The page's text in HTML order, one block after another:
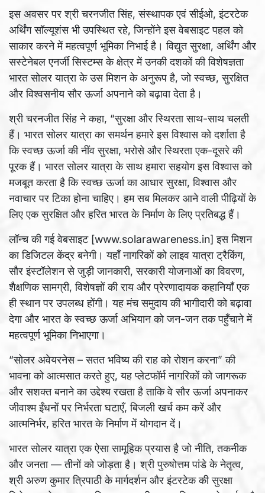
इस अवसर पर श्री चरनजीत सिंह, संस्थापक एवं सीईओ, इंटरटेक
अर्थिंग सॉल्यूशंस भी उपस्थित रहे, जिन्होंने इस वेबसाइट पहल को
साकार करने में महत्वपूर्ण भूमिका निभाई है। विद्युत सुरक्षा, अर्थिंग और
सस्टेनेबल एनर्जी सिस्टम्स के क्षेत्र में उनकी दशकों की विशेषज्ञता
भारत सोलर यात्रा के उस मिशन के अनुरूप है, जो स्वच्छ, सुरक्षित
और विश्वसनीय सौर ऊर्जा अपनाने को बढ़ावा देता है।
श्री चरनजीत सिंह ने कहा, “सुरक्षा और स्थिरता साथ-साथ चलती
हैं। भारत सोलर यात्रा का समर्थन हमारे इस विश्वास को दर्शाता है
कि स्वच्छ ऊर्जा की नींव सुरक्षा, भरोसे और स्थिरता एक-दूसरे की
पूरक हैं। भारत सोलर यात्रा के साथ हमारा सहयोग इस विश्वास को
मजबूत करता है कि स्वच्छ ऊर्जा का आधार सुरक्षा, विश्वास और
नवाचार पर टिका होना चाहिए। हम सब मिलकर आने वाली पीढ़ियों के
लिए एक सुरक्षित और हरित भारत के निर्माण के लिए प्रतिबद्ध हैं।
लॉन्च की गई वेबसाइट [www.solarawareness.in] इस मिशन
का डिजिटल केंद्र बनेगी। यहाँ नागरिकों को लाइव यात्रा ट्रैकिंग,
सौर इंस्टॉलेशन से जुड़ी जानकारी, सरकारी योजनाओं का विवरण,
शैक्षणिक सामग्री, विशेषज्ञों की राय और प्रेरणादायक कहानियाँ एक
ही स्थान पर उपलब्ध होंगी। यह मंच समुदाय की भागीदारी को बढ़ावा
देगा और भारत के स्वच्छ ऊर्जा अभियान को जन-जन तक पहुँचाने में
महत्वपूर्ण भूमिका निभाएगा।
“सोलर अवेयरनेस – सतत भविष्य की राह को रोशन करना” की
भावना को आत्मसात करते हुए, यह प्लेटफॉर्म नागरिकों को जागरूक
और सशक्त बनाने का उद्देश्य रखता है ताकि वे सौर ऊर्जा अपनाकर
जीवाश्म ईंधनों पर निर्भरता घटाएँ, बिजली खर्च कम करें और
आत्मनिर्भर, हरित भारत के निर्माण में योगदान दें।
भारत सोलर यात्रा एक ऐसा सामूहिक प्रयास है जो नीति, तकनीक
और जनता — तीनों को जोड़ता है। श्री पुरुषोत्तम पांडे के नेतृत्व,
श्री अरुण कुमार त्रिपाठी के मार्गदर्शन और इंटरटेक की सुरक्षा